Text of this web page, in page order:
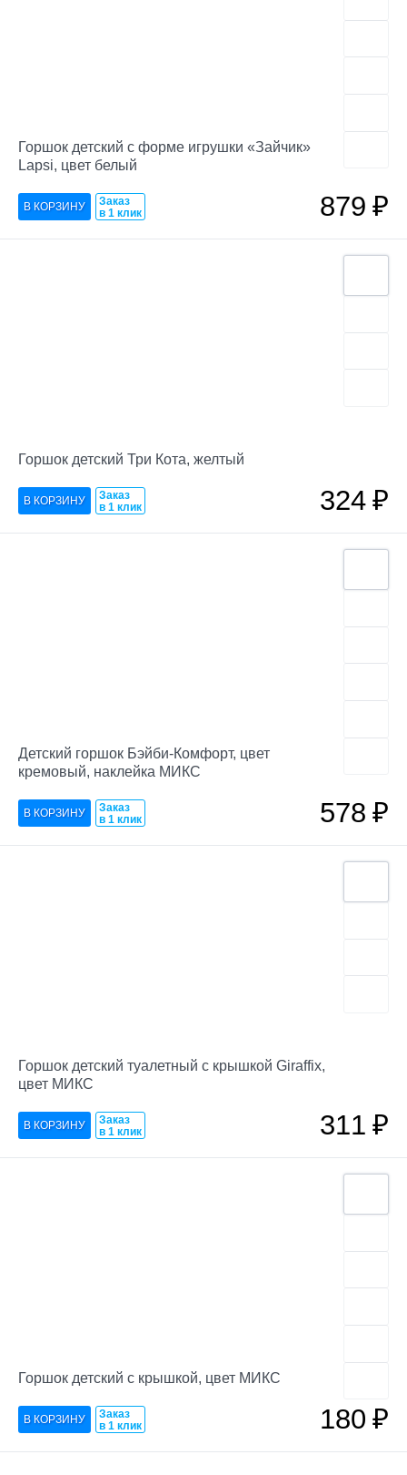
Горшок детский с форме игрушки «Зайчик»
Lapsi, цвет белый
Заказ
в 1 клик
879₽
Горшок детский Три Кота, желтый
Заказ
в 1 клик
324₽
Детский горшок Бэйби-Комфорт, цвет
кремовый, наклейка МИКС
Заказ
в 1 клик
578₽
Горшок детский туалетный с крышкой Giraffix,
цвет МИКС
Заказ
в 1 клик
311₽
Горшок детский с крышкой, цвет МИКС
Заказ
в 1 клик
180₽